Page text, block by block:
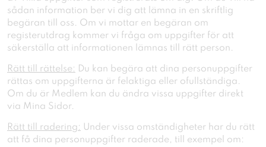
sådan information ber vi dig att lämna in en skriftlig
begäran till oss. Om vi mottar en begäran om
registerutdrag kommer vi fråga om uppgifter för att
säkerställa att informationen lämnas till rätt person.
Rätt till rättelse: Du kan begära att dina personuppgifter
rättas om uppgifterna är felaktiga eller ofullständiga.
Om du är Medlem kan du ändra vissa uppgifter direkt
via Mina Sidor.
Rätt till radering: Under vissa omständigheter har du rätt
att få dina personuppgifter raderade, till exempel om: